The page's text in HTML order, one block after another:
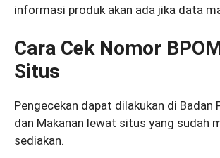
informasi produk akan ada jika data
Cara Cek Nomor
Situs
Pengecekan dapat dilakukan di Badan
dan Makanan lewat situs yang sudah
sediakan.